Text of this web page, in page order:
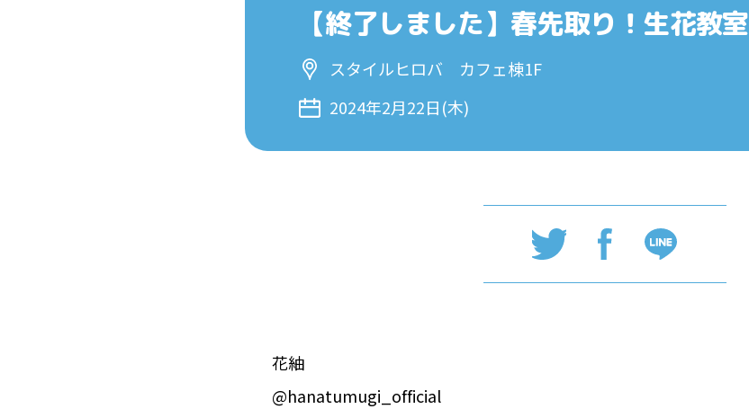
【終了しました】春先取り！生花教室
スタイルヒロバ カフェ棟1F
2024年2月22日(木)
花紬
@hanatumugi_official